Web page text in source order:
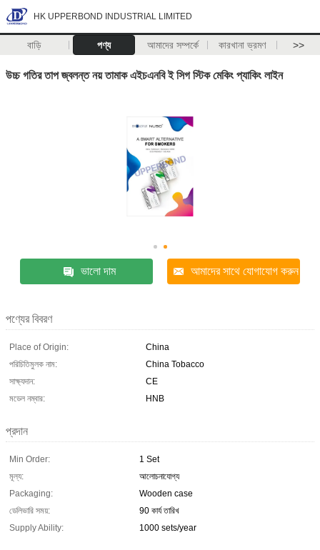
HK UPPERBOND INDUSTRIAL LIMITED
বাড়ি পণ্য আমাদের সম্পর্কে কারখানা ভ্রমণ >>
উচ্চ গতির তাপ জ্বলন্ত নয় তামাক এইচএনবি ই সিগ স্টিক মেকিং প্যাকিং লাইন
ভালো দাম আমাদের সাথে যোগাযোগ করুন
পণ্যের বিবরণ
Place of Origin:
China
পরিচিতিমুলক নাম:
China Tobacco
সাক্ষ্যদান:
CE
মডেল নম্বার:
HNB
প্রদান
Min Order:
1 Set
মূল্য:
আলোচনাযোগ্য
Packaging:
Wooden case
ডেলিভারি সময়:
90 কার্য তারিখ
Supply Ability:
1000 sets/year